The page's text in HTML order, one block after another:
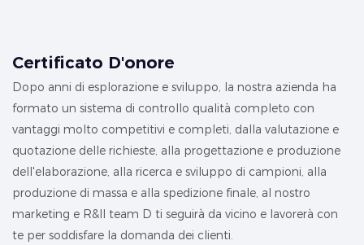
Certificato D'onore
Dopo anni di esplorazione e sviluppo, la nostra azienda ha
formato un sistema di controllo qualità completo con
vantaggi molto competitivi e completi, dalla valutazione e
quotazione delle richieste, alla progettazione e produzione
dell'elaborazione, alla ricerca e sviluppo di campioni, alla
produzione di massa e alla spedizione finale, al nostro
marketing e R&Il team D ti seguirà da vicino e lavorerà con
te per soddisfare la domanda dei clienti.